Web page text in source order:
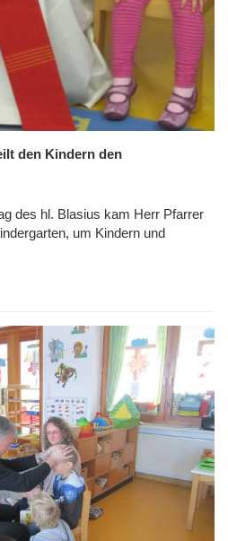
den Kindern den
des hl. Blasius kam Herr Pfarrer
um Kindern und